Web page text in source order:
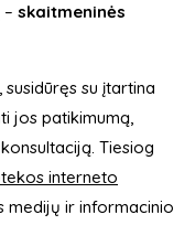
skaitmeninės
su įtartina
jos patikimumą,
Tiesiog
interneto
medijų ir informacinio